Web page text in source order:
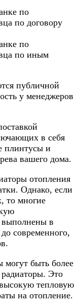
по
по договору
по
по иным
публичной
у менеджеров
в себя
плинтусы и
вашего дома.
отопления
Однако, если
то многие
выполнены в
современного,
могут быть более
Это
тепловую
на отопление.